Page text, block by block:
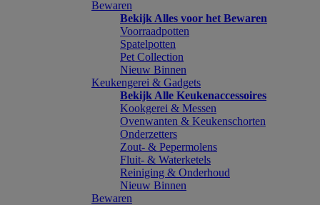
Bewaren
Bekijk Alles voor het Bewaren
Voorraadpotten
Spatelpotten
Pet Collection
Nieuw Binnen
Keukengerei & Gadgets
Bekijk Alle Keukenaccessoires
Kookgerei & Messen
Ovenwanten & Keukenschorten
Onderzetters
Zout- & Pepermolens
Fluit- & Waterketels
Reiniging & Onderhoud
Nieuw Binnen
Bewaren